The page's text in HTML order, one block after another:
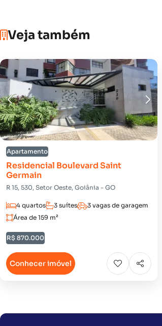
Veja também
Apartamento
Residencial Boulevard Saint
Germain
R 15, 530, Setor Oeste, Goiânia - GO
4 quartos 3 suítes
3 vagas de garagem
Área de 159 m²
R$ 870.000
Conhecer imóvel